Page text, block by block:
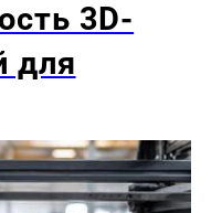
3D-
для